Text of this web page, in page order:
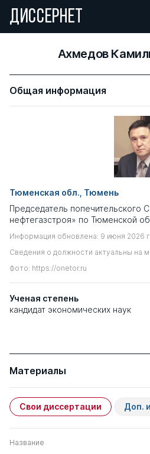
ДИССЕРНЕТ
Ахмедов
Общая информация
Тюменская обл., Тюмень
Председатель попечительского
нефтегазстроя» по Тюменской
Информация обновлена: 9 июня 2026 г.
Сведения о должности актуальны на
Фото: https://onetor.ru
Ученая степень
кандидат экономических наук
Материалы
Свои диссертации Доп.
Название